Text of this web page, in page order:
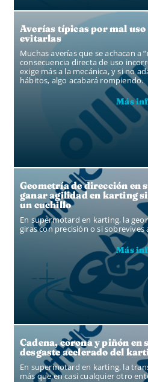
Averías típicas por mal
evitarlas
Muchas averías que se achacan a
consecuencia directa de uso
exige más a la mecánica, y si no
hábitos, algo acabará rompiendo.
Más
Geometría de dirección en
ganar agilidad en karting
un cuchillo
En supermotard en karting, la
giras con precisión o si sobrevives
Más
Cadena, corona y piñón en
desgaste acelerado del
En supermotard en karting, la
más que en casi cualquier otro